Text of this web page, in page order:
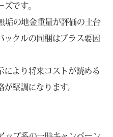
です。
垢の地金重量が評価の土台
ックルの同梱はプラス要因
により将来コストが読める
堅調になります。